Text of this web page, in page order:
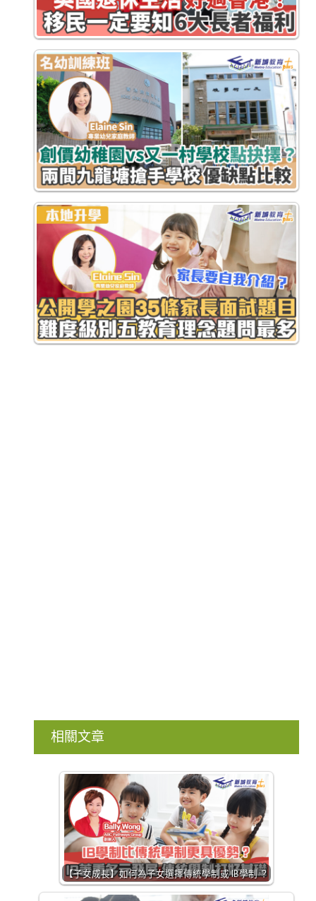
相關文章
【子女成長】如何為子女選擇傳統學制或 IB學制 ？